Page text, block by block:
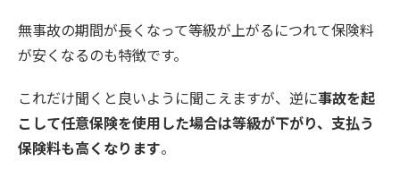
無事故の期間が長くなって等級が上がるにつれて保険料
が安くなるのも特徴です。
これだけ聞くと良いように聞こえますが、逆に事故を起
こして任意保険を使用した場合は等級が下がり、支払う
保険料も高くなります。